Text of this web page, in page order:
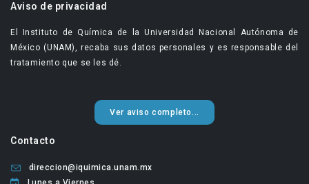
Aviso de privacidad
El Instituto de Química de la Universidad Nacional Autónoma de
México (UNAM), recaba sus datos personales y es responsable del
tratamiento que se les dé.
Ver aviso completo...
Contacto
direccion@iquimica.unam.mx